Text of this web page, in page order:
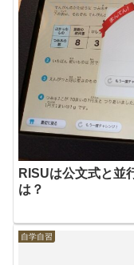
RISUは公文式と並
は？
自学自習